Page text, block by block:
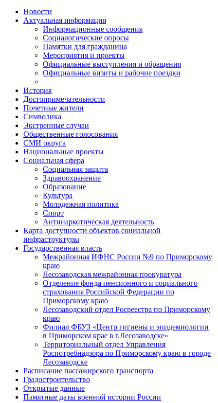
Новости
Актуальная информация
Информационные сообщения
Социалогические опросы
Памятки для гражданина
Мероприятия и проекты
Официальные выступления и обращения
Официальные визиты и рабочие поездки
История
Достопримечательности
Почетные жители
Символика
Экстренные случаи
Общественные голосования
СМИ округа
Национальные проекты
Социальная сфера
Социальная защита
Здравоохранение
Образование
Культура
Молодежная политика
Спорт
Антинаркотическая деятельность
Карта доступности объектов социальной
инфраструктуры
Государственная власть
Межрайонная ИФНС России №9 по Приморскому
краю
Лесозаводская межрайонная прокуратура
Отделение фонда пенсионного и социального
страхования Российской Федерации по
Приморскому краю
Лесозаводский отдел Росреестра по Приморскому
краю
Филиал ФБУЗ «Центр гигиены и эпидемиологии
в Приморском крае в г.Лесозаводске»
Территориальный отдел Управления
Роспотребнадзора по Приморскому краю в городе
Лесозаводске
Расписание пассажирского транспорта
Градостроительство
Открытые данные
Памятные даты военной истории России